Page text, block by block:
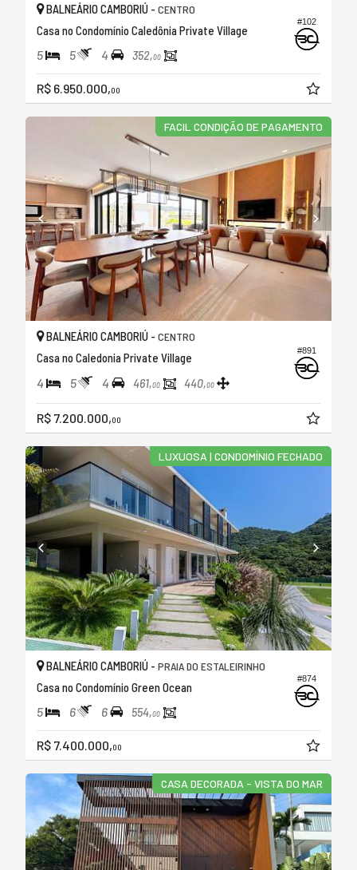
#102
BALNEÁRIO CAMBORIÚ - CENTRO
Casa no Condomínio Caledônia Private Village
5 5 4 352,00
R$ 6.950.000,00
FACIL CONDIÇÃO DE PAGAMENTO
#891
BALNEÁRIO CAMBORIÚ - CENTRO
Casa no Caledonia Private Village
4 5 4 461,00 440,00
R$ 7.200.000,00
LUXUOSA | CONDOMÍNIO FECHADO
#874
BALNEÁRIO CAMBORIÚ - PRAIA DO ESTALEIRINHO
Casa no Condomínio Green Ocean
5 6 6 554,00
R$ 7.400.000,00
CASA DECORADA - VISTA DO MAR